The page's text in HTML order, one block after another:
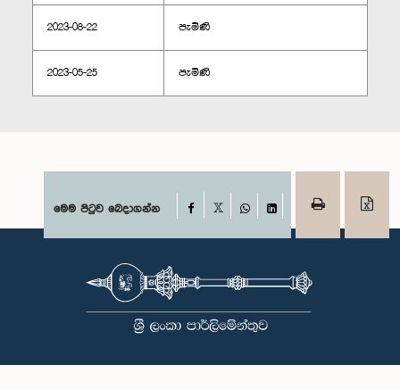
2023-08-22 පැමිණි
2023-05-25 පැමිණි
මෙම පිටුව බෙදාගන්න Facebook
WhatsAppLinkedIn